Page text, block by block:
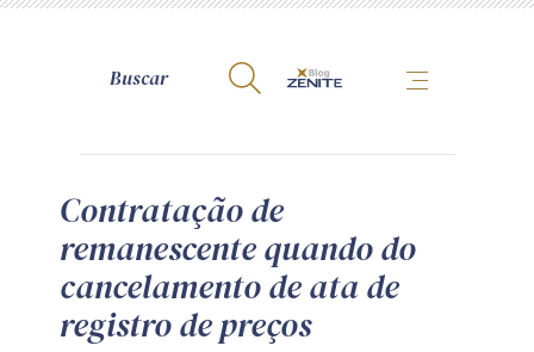
A Zênite
Como publicar conosco
Site da Zênite
Contato
Contratação de
remanescente quando do
cancelamento de ata de
registro de preços